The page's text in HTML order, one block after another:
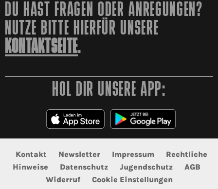
DU HAST FRAGEN ODER ANREGUNGEN?
NUTZE BITTE HIERFÜR UNSERE
KONTAKTSEITE.
HOL DIR UNSERE APP:
Kontakt Newsletter Impressum
Rechtliche
Hinweise
Datenschutz Jugendschutz
AGB
Widerruf
Cookie Einstellungen